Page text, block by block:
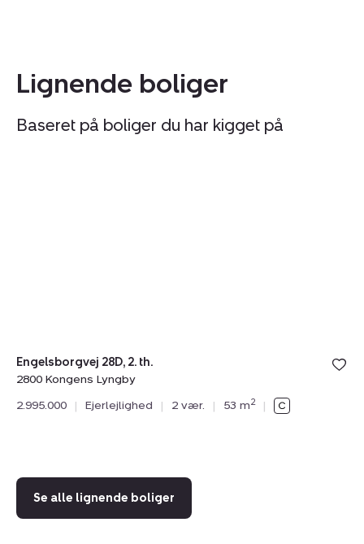
Lignende boliger
Baseret på boliger du har kigget på
Engelsborgvej 28D, 2. th.
2800 Kongens Lyngby
2.995.000
| Ejerlejlighed | 2 vær. | 53 m2 |
Se alle lignende boliger